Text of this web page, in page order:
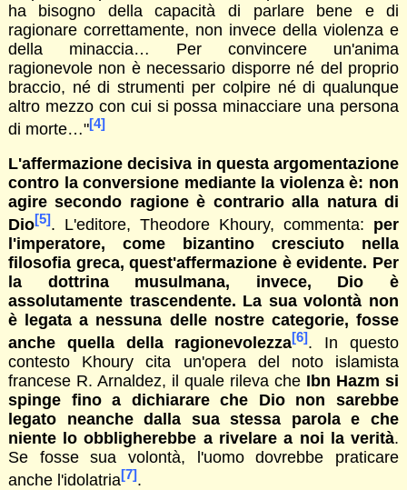
ha bisogno della capacità di parlare bene e di
ragionare correttamente, non invece della violenza e
della minaccia… Per convincere un'anima
ragionevole non è necessario disporre né del proprio
braccio, né di strumenti per colpire né di qualunque
altro mezzo con cui si possa minacciare una persona
di morte…"[4]
L'affermazione decisiva in questa argomentazione
contro la conversione mediante la violenza è: non
agire secondo ragione è contrario alla natura di
Dio[5]. L'editore, Theodore Khoury, commenta: per
l'imperatore, come bizantino cresciuto nella
filosofia greca, quest'affermazione è evidente. Per
la dottrina musulmana, invece, Dio è
assolutamente trascendente. La sua volontà non
è legata a nessuna delle nostre categorie, fosse
anche quella della ragionevolezza[6]. In questo
contesto Khoury cita un'opera del noto islamista
francese R. Arnaldez, il quale rileva che Ibn Hazm si
spinge fino a dichiarare che Dio non sarebbe
legato neanche dalla sua stessa parola e che
niente lo obbligherebbe a rivelare a noi la verità.
Se fosse sua volontà, l'uomo dovrebbe praticare
anche l'idolatria[7].